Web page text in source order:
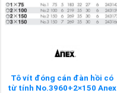
+
Tô vít đóng cán đàn hồi có
từ tính No.3960+2×150 Anex